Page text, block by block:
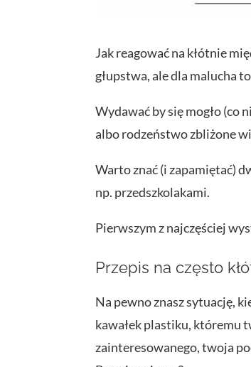
Jak reagować na kłótnie
głupstwa, ale dla malucha
Wydawać by się mogło (co
albo rodzeństwo zbliżone
Warto znać (i zapamiętać)
np. przedszkolakami.
Pierwszym z najczęściej
Przepis na często
Na pewno znasz sytuację,
kawałek plastiku, któremu
zainteresowanego, twoja